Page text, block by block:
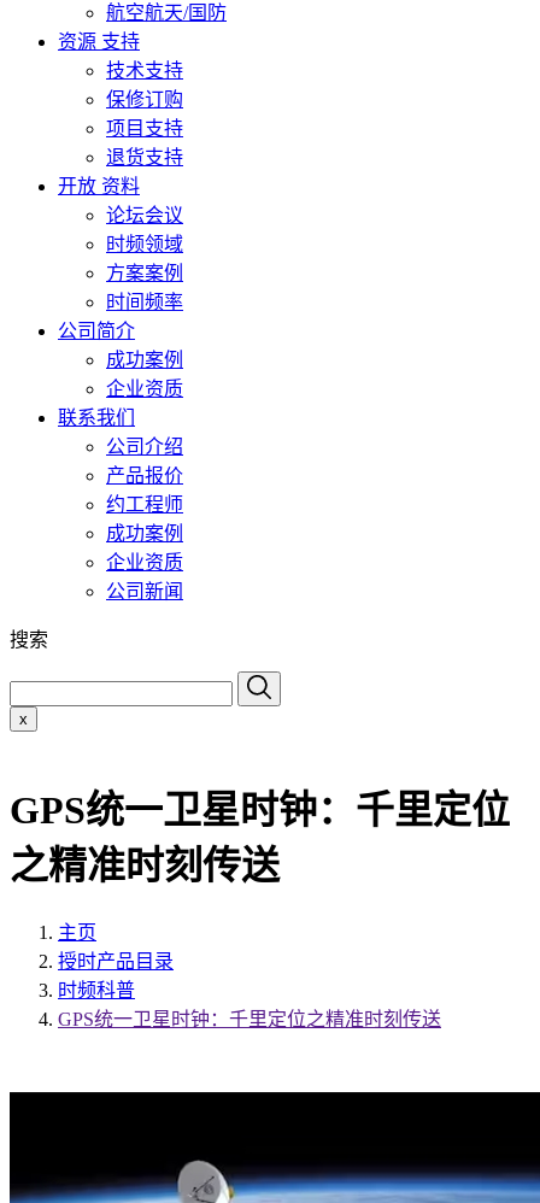
航空航天/国防
资源 支持
技术支持
保修订购
项目支持
退货支持
开放 资料
论坛会议
时频领域
方案案例
时间频率
公司简介
成功案例
企业资质
联系我们
公司介绍
产品报价
约工程师
成功案例
企业资质
公司新闻
搜索
x
GPS统一卫星时钟：千里定位
之精准时刻传送
主页
授时产品目录
时频科普
GPS统一卫星时钟：千里定位之精准时刻传送